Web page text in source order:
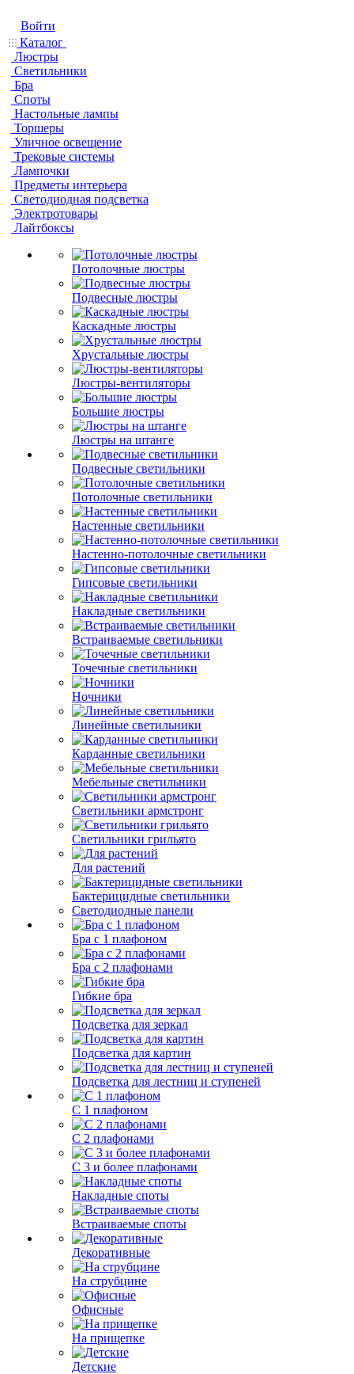
Войти
Каталог
Люстры
Светильники
Бра
Споты
Настольные лампы
Торшеры
Уличное освещение
Трековые системы
Лампочки
Предметы интерьера
Светодиодная подсветка
Электротовары
Лайтбоксы
Потолочные люстры
Подвесные люстры
Каскадные люстры
Хрустальные люстры
Люстры-вентиляторы
Большие люстры
Люстры на штанге
Подвесные светильники
Потолочные светильники
Настенные светильники
Настенно-потолочные светильники
Гипсовые светильники
Накладные светильники
Встраиваемые светильники
Точечные светильники
Ночники
Линейные светильники
Карданные светильники
Мебельные светильники
Светильники армстронг
Светильники грильято
Для растений
Бактерицидные светильники
Светодиодные панели
Бра с 1 плафоном
Бра с 2 плафонами
Гибкие бра
Подсветка для зеркал
Подсветка для картин
Подсветка для лестниц и ступеней
С 1 плафоном
С 2 плафонами
С 3 и более плафонами
Накладные споты
Встраиваемые споты
Декоративные
На струбцине
Офисные
На прищепке
Детские